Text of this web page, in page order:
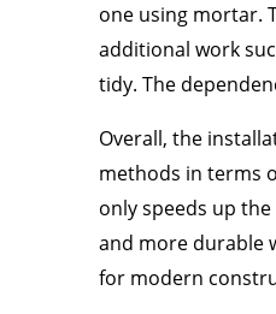
one using mortar.
additional work
tidy. The
Overall, the
methods in terms
only speeds up
and more durable
for modern